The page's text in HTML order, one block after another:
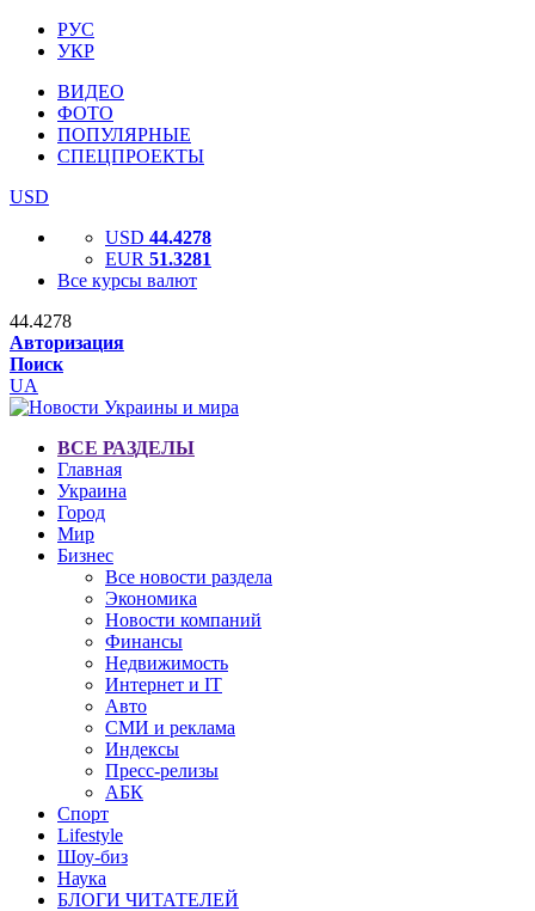
РУС
УКР
ВИДЕО
ФОТО
ПОПУЛЯРНЫЕ
СПЕЦПРОЕКТЫ
USD
USD 44.4278
EUR 51.3281
Все курсы валют
44.4278
Авторизация
Поиск
UA
ВСЕ РАЗДЕЛЫ
Главная
Украина
Город
Мир
Бизнес
Все новости раздела
Экономика
Новости компаний
Финансы
Недвижимость
Интернет и IT
Авто
СМИ и реклама
Индексы
Пресс-релизы
АБК
Спорт
Lifestyle
Шоу-биз
Наука
БЛОГИ ЧИТАТЕЛЕЙ